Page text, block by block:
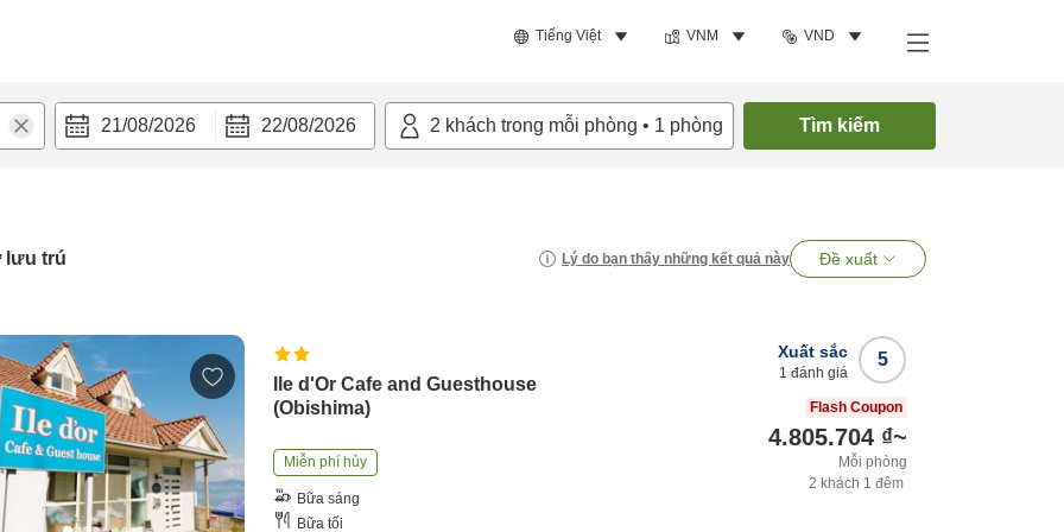
Tiếng Việt VNM VND
21/08/2026 22/08/2026 2 khách trong mỗi phòng • 1 phòng Tìm kiếm
lưu trú Lý do bạn thấy những kết quả này Đề xuất
Ile d'Or Cafe and Guesthouse
(Obishima)
Miễn phí hủy
Bữa sáng
Bữa tối
5
Xuất sắc
1 đánh giá
Flash Coupon
4.805.704 ₫~
Mỗi phòng
2 khách 1 đêm